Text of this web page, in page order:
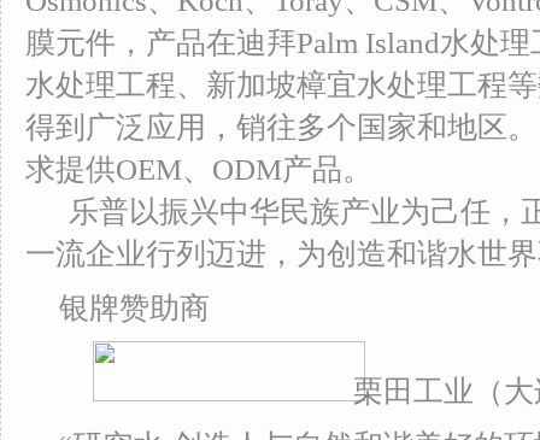
膜元件，产品在迪拜Palm Island水处
水处理工程、新加坡樟宜水处理工程
得到广泛应用，销往多个国家和地区
求提供OEM、ODM产品。
乐普以振兴中华民族产业为己任，
一流企业行列迈进，为创造和谐水世
银牌赞助商
栗田工业（